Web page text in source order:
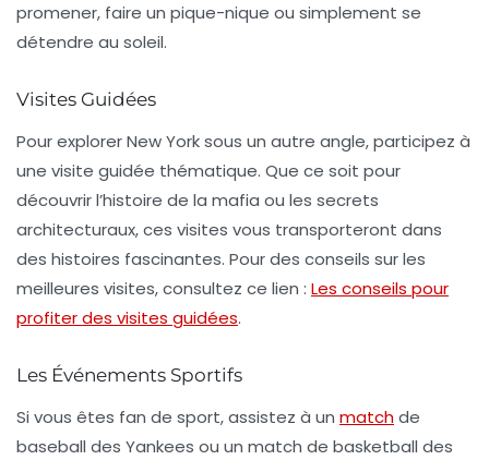
promener, faire un pique-nique ou simplement se
détendre au soleil.
Visites Guidées
Pour explorer New York sous un autre angle, participez à
une visite guidée thématique. Que ce soit pour
découvrir l’histoire de la mafia ou les secrets
architecturaux, ces visites vous transporteront dans
des histoires fascinantes. Pour des conseils sur les
meilleures visites, consultez ce lien : Les conseils pour
profiter des visites guidées.
Les Événements Sportifs
Si vous êtes fan de sport, assistez à un matchde
baseball des Yankees ou un match de basketball des